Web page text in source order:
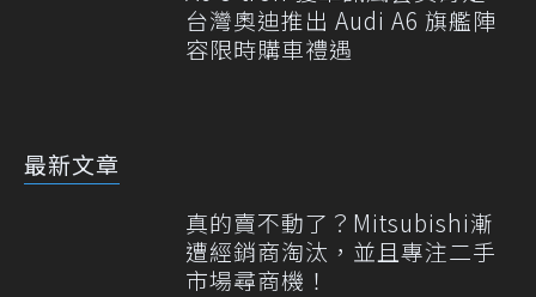
台灣奧迪推出 Audi A6 旗艦陣
容限時購車禮遇
最新文章
真的賣不動了？Mitsubishi漸
遭經銷商淘汰，並且專注二手
市場尋商機！